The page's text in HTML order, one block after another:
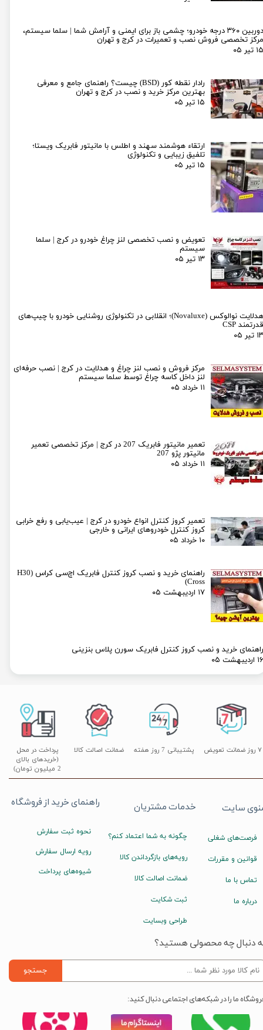
دوربین ۳۶۰ درجه خودرو؛ چشمی باز برای ایمنی و آرامش شما | سلما سیستم،
مرکز تخصصی فروش نصب و تعمیرات در کرج و تهران
۱۵ تیر ۰۵
رادار نقطه کور (BSD) چیست؟ راهنمای جامع و معرفی
بهترین مرکز خرید و نصب در کرج و تهران
۱۵ تیر ۰۵
ارتقاء هوشمند سهند و اطلس با مانیتور فابریک ویستا؛
تلفیق زیبایی و تکنولوژی
۱۵ تیر ۰۵
تعویض و نصب تخصصی لنز چراغ خودرو در کرج | سلما
سیستم
۱۳ تیر ۰۵
هدلایت نوالوکس (Novaluxe)؛ انقلابی در تکنولوژی روشنایی خودرو با چیپ‌های
قدرتمند CSP
۱۳ تیر ۰۵
مرکز فروش و نصب لنز چراغ و هدلایت در کرج | نصب حرفه‌ای
لنز داخل کاسه چراغ توسط سلما سیستم
۱۱ خرداد ۰۵
تعمیر مانیتور فابریک 207 در کرج | مرکز تخصصی تعمیر
مانیتور پژو 207
۱۱ خرداد ۰۵
تعمیر کروز کنترل انواع خودرو در کرج | عیب‌یابی و رفع خرابی
کروز کنترل خودروهای ایرانی و خارجی
۱۰ خرداد ۰۵
راهنمای خرید و نصب کروز کنترل فابریک اچ‌سی کراس (H30
Cross)
۱۷ اردیبهشت ۰۵
راهنمای خرید و نصب کروز کنترل فابریک سورن پلاس بنزینی
۱۶ اردیبهشت ۰۵
پشتیبانی 7 روز هفته
پرداخت در محل
(خریدهای بالای
2 میلیون تومان)
۷ روز ضمانت تعویض ضمانت اصالت کالا
راهنمای خرید از فروشگاه
نحوه ثبت سفارش
رویه ارسال سفارش
شیوه‌های پرداخت
خدمات مشتریان
چگونه به شما اعتماد کنم؟
رویه‌های بازگرداندن کالا
ضمانت اصالت کالا
ثبت شکایت
طراحی وبسایت
سایت
فرصت‌های شغلی
قوانین و مقررات
تماس با ما
درباره ما
دنبال چه محصولی هستید؟
جستجو
ما را در شبکه‌های اجتماعی دنبال کنید: